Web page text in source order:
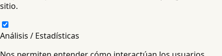
sitio.
Análisis / Estadísticas